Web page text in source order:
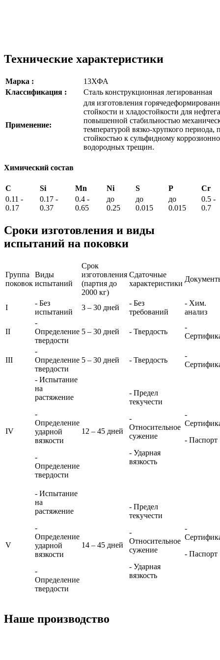
Технические характеристики
Марка :
13ХФА
Классификация :
Сталь конструкционная легированная
Применение:
для изготовления
стойкости и хладостойкости для
повышенной стабильностью
температурой вязко-хрупкого
стойкостью к сульфидному
водородных трещин.
Химический состав
C Si Mn Ni S P
Cr
0.11 -
0.17
0.17 -
0.37
0.4 -
0.65
до
0.25
до
0.015
до
0.015
0.5 -
0.7
Сроки изготовления и виды
испытаний на поковки
Группа
поковок
Виды
испытаний
Срок
изготовления
(партия до
2000 кг)
Сдаточные
характеристики
I
- Без
испытаний
3 – 30 дней
- Без
требований
- Хим.
анализ
II
-
Определение
твердости
5 – 30 дней - Твердость
-
III
-
Определение
твердости
5 – 30 дней - Твердость
-
IV
- Испытание
на
растяжение
-
Определение
ударной
вязкости
-
Определение
твердости
12 – 45 дней
- Предел
текучести
-
Относительное
сужение
- Ударная
вязкость
-
- Паспорт
V
- Испытание
на
растяжение
-
Определение
ударной
вязкости
-
Определение
твердости
14 – 45 дней
- Предел
текучести
-
Относительное
сужение
- Ударная
вязкость
-
- Паспорт
Наше производство